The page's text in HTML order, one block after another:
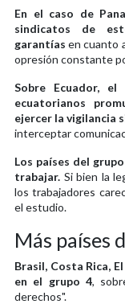
En el caso de
sindicatos de
garantías en cuanto
opresión constante
Sobre Ecuador,
ecuatorianos
ejercer la vigilancia
interceptar
Los países del
trabajar. Si bien la
los trabajadores
el estudio.
Más países
Brasil, Costa Rica,
en el grupo 4,
derechos".